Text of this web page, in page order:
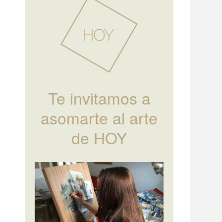
Te invitamos a
asomarte al arte
de HOY